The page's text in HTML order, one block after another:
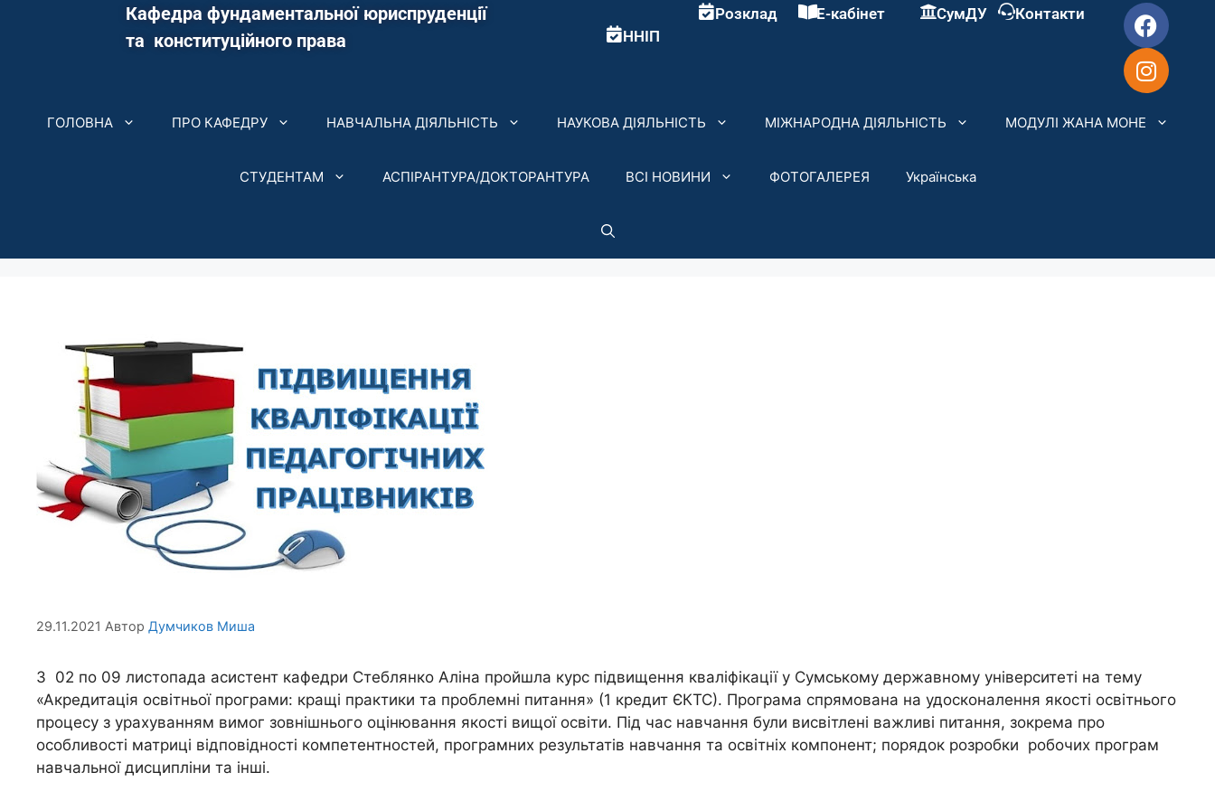
Кафедра фундаментальної юриспруденції
та конституційного права
ННІП
Розклад Е-кабінет СумДУ Контакти
ГОЛОВНА ПРО КАФЕДРУ НАВЧАЛЬНА ДІЯЛЬНІСТЬ НАУКОВА ДІЯЛЬНІСТЬ МІЖНАРОДНА ДІЯЛЬНІСТЬ МОДУЛІ ЖАНА МОНЕ
СТУДЕНТАМ АСПІРАНТУРА/ДОКТОРАНТУРА ВСІ НОВИНИ ФОТОГАЛЕРЕЯ Українська
29.11.2021 Автор Думчиков Миша
З 02 по 09 листопада асистент кафедри Стеблянко Аліна пройшла курс підвищення кваліфікації у Сумському державному університеті на тему
«Акредитація освітньої програми: кращі практики та проблемні питання» (1 кредит ЄКТС). Програма спрямована на удосконалення якості освітнього
процесу з урахуванням вимог зовнішнього оцінювання якості вищої освіти. Під час навчання були висвітлені важливі питання, зокрема про
особливості матриці відповідності компетентностей, програмних результатів навчання та освітніх компонент; порядок розробки робочих програм
навчальної дисципліни та інші.